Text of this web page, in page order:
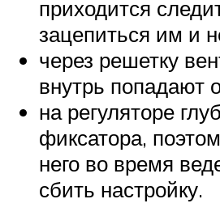
приходится
зацепиться им и
через решетку
внутрь попадают
на регуляторе
фиксатора,
него во время
сбить настройку.